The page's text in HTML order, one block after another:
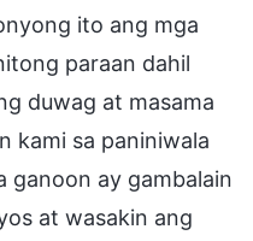
ito ang mga
paraan dahil
duwag at masama
kami sa paniniwala
ganoon ay gambalain
at wasakin ang